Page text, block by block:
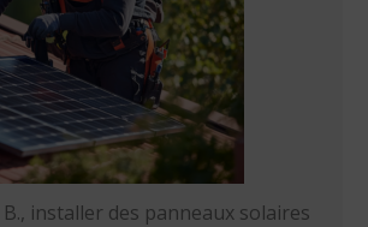
installer des panneaux solaires